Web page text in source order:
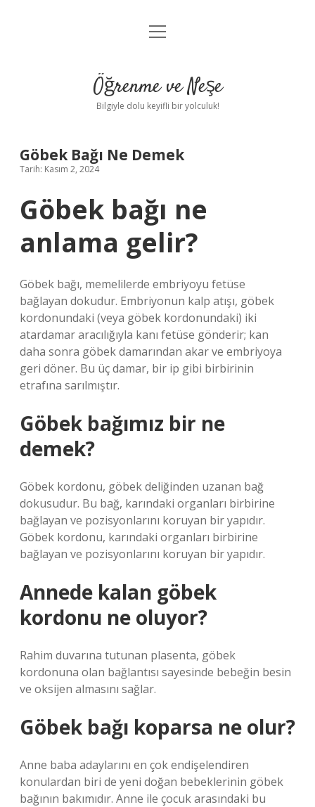
Anasayfa
Yasal Uyarı
menüyü
Öğrenme ve Neşe
Bilgiyle dolu keyifli bir yolculuk!
Göbek Bağı Ne Demek
Tarih: Kasım 2, 2024
Göbek bağı ne
anlama gelir?
Göbek bağı, memelilerde embriyoyu fetüse
bağlayan dokudur. Embriyonun kalp atışı, göbek
kordonundaki (veya göbek kordonundaki) iki
atardamar aracılığıyla kanı fetüse gönderir; kan
daha sonra göbek damarından akar ve embriyoya
geri döner. Bu üç damar, bir ip gibi birbirinin
etrafına sarılmıştır.
Göbek bağımız bir ne
demek?
Göbek kordonu, göbek deliğinden uzanan bağ
dokusudur. Bu bağ, karındaki organları birbirine
bağlayan ve pozisyonlarını koruyan bir yapıdır.
Göbek kordonu, karındaki organları birbirine
bağlayan ve pozisyonlarını koruyan bir yapıdır.
Annede kalan göbek
kordonu ne oluyor?
Rahim duvarına tutunan plasenta, göbek
kordonuna olan bağlantısı sayesinde bebeğin besin
ve oksijen almasını sağlar.
Göbek bağı koparsa ne olur?
Anne baba adaylarını en çok endişelendiren
konulardan biri de yeni doğan bebeklerinin göbek
bağının bakımıdır. Anne ile çocuk arasındaki bu